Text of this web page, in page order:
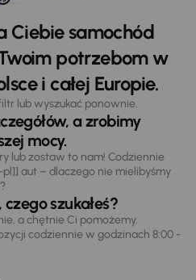
Ciebie samochód
potrzebom w
i całej Europie.
lub wyszukać ponownie.
a zrobimy
mocy.
lub zostaw to nam! Codziennie
aut – dlaczego nie mielibyśmy
szukałeś?
a chętnie Ci pomożemy.
codziennie w godzinach 8:00 -